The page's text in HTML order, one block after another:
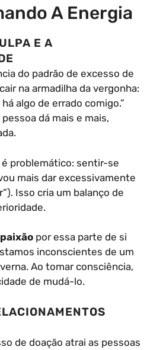
A Energia
E A
do padrão de excesso de
na armadilha da vergonha:
algo de errado comigo.”
dá mais e mais,
problemático: sentir-se
mais dar excessivamente
Isso cria um balanço de
por essa parte de si
inconscientes de um
Ao tomar consciência,
de mudá-lo.
de doação atrai as pessoas